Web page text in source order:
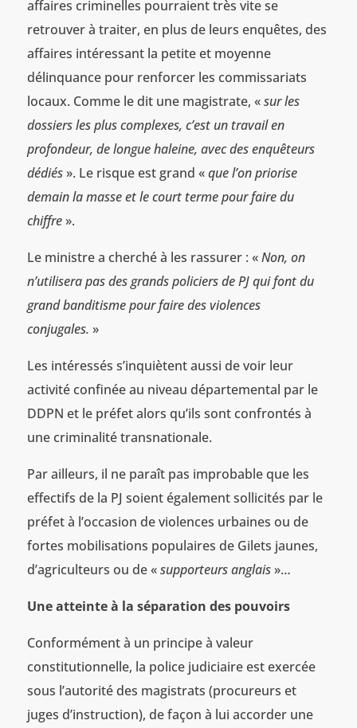
affaires criminelles pourraient très vite se
retrouver à traiter, en plus de leurs enquêtes, des
affaires intéressant la petite et moyenne
délinquance pour renforcer les commissariats
locaux. Comme le dit une magistrate, «sur les
dossiers les plus complexes, c’est un travail en
profondeur, de longue haleine, avec des enquêteurs
dédiés». Le risque est grand «que l’on priorise
demain la masse et le court terme pour faire du
chiffre».
Le ministre a cherché à les rassurer : «Non, on
n’utilisera pas des grands policiers de PJ qui font du
grand banditisme pour faire des violences
conjugales. »
Les intéressés s’inquiètent aussi de voir leur
activité confinée au niveau départemental par le
DDPN et le préfet alors qu’ils sont confrontés à
une criminalité transnationale.
Par ailleurs, il ne paraît pas improbable que les
effectifs de la PJ soient également sollicités par le
préfet à l’occasion de violences urbaines ou de
fortes mobilisations populaires de Gilets jaunes,
d’agriculteurs ou de «supporteurs anglais»…
Une atteinte à la séparation des pouvoirs
Conformément à un principe à valeur
constitutionnelle, la police judiciaire est exercée
sous l’autorité des magistrats (procureurs et
juges d’instruction), de façon à lui accorder une